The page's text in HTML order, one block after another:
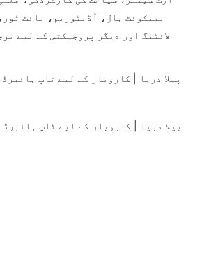
بینکوئٹ ہال، آڈیٹوریم، نائٹ
لائٹنگ اور دیگر پروجیکٹس کے لیے